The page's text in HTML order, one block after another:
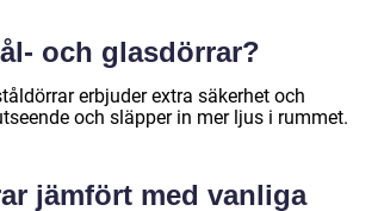
och glasdörrar?
erbjuder extra säkerhet och
och släpper in mer ljus i rummet.
jämfört med vanliga